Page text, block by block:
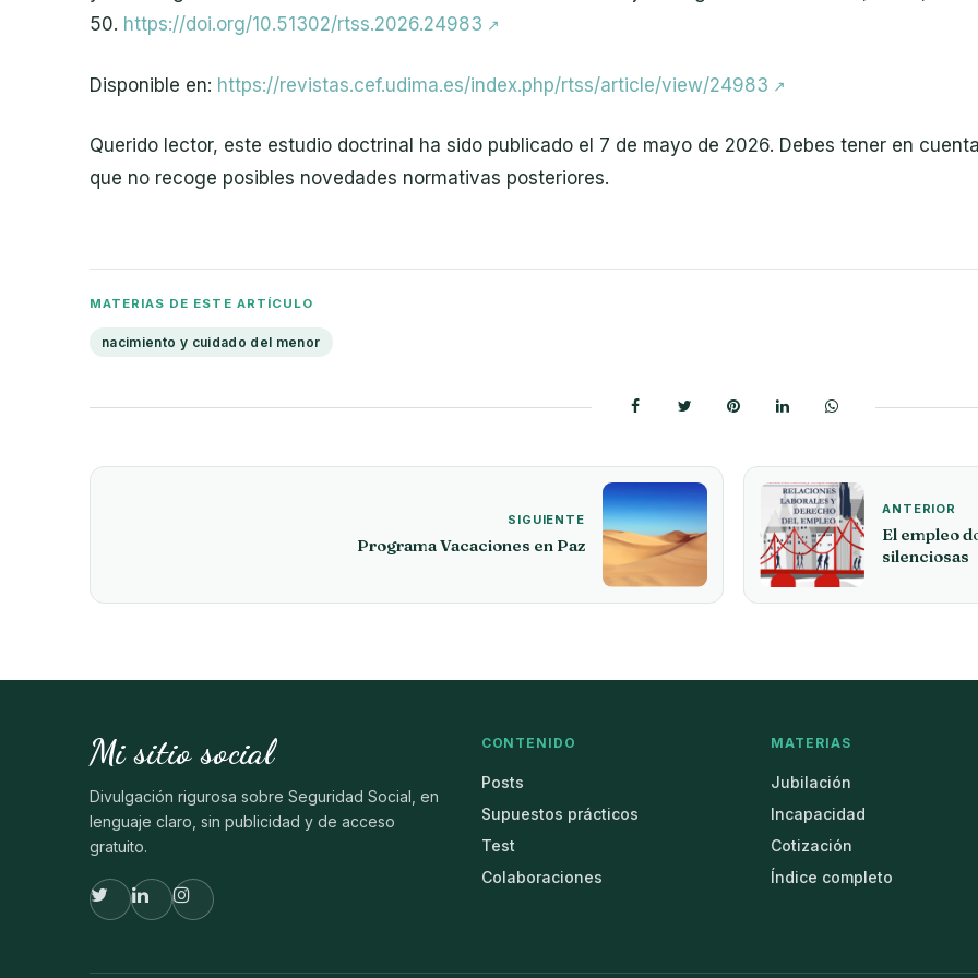
50. https://doi.org/10.51302/rtss.2026.24983
Disponible en: https://revistas.cef.udima.es/index.php/rtss/article/view/24983
Querido lector, este estudio doctrinal ha sido publicado el 7 de mayo de 2026. Debes tener en
que no recoge posibles novedades normativas posteriores.
MATERIAS DE ESTE ARTÍCULO
nacimiento y cuidado del menor
SIGUIENTE
Programa Vacaciones en Paz
ANTERIOR
El empleo
silenciosas
Mi sitio social
Divulgación rigurosa sobre Seguridad Social, en
lenguaje claro, sin publicidad y de acceso
gratuito.
CONTENIDO
Posts
Supuestos prácticos
Test
Colaboraciones
MATERIAS
Jubilación
Incapacidad
Cotización
Índice completo